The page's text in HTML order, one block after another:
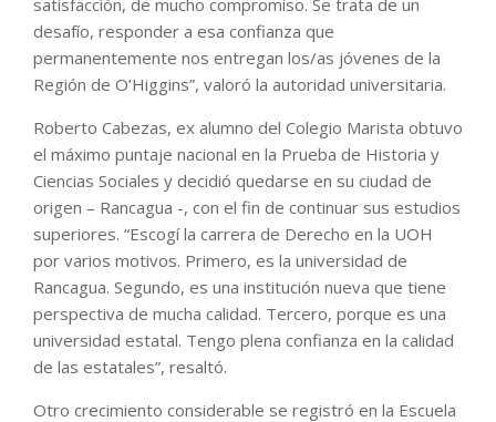
desafío, responder a esa confianza que
permanentemente nos entregan los/as jóvenes de la
Región de O’Higgins”, valoró la autoridad universitaria.
Roberto Cabezas, ex alumno del Colegio Marista obtuvo
el máximo puntaje nacional en la Prueba de Historia y
Ciencias Sociales y decidió quedarse en su ciudad de
origen – Rancagua -, con el fin de continuar sus estudios
superiores. “Escogí la carrera de Derecho en la UOH
por varios motivos. Primero, es la universidad de
Rancagua. Segundo, es una institución nueva que tiene
perspectiva de mucha calidad. Tercero, porque es una
universidad estatal. Tengo plena confianza en la calidad
de las estatales”, resaltó.
Otro crecimiento considerable se registró en la Escuela